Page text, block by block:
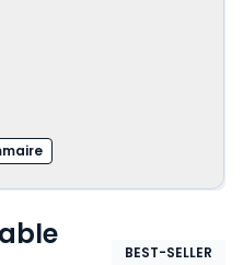
BEST-SELLER